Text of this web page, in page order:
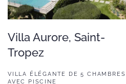
Villa Aurore, Saint-
Tropez
VILLA ÉLÉGANTE DE 5 CHAMBRES
AVEC PISCINE